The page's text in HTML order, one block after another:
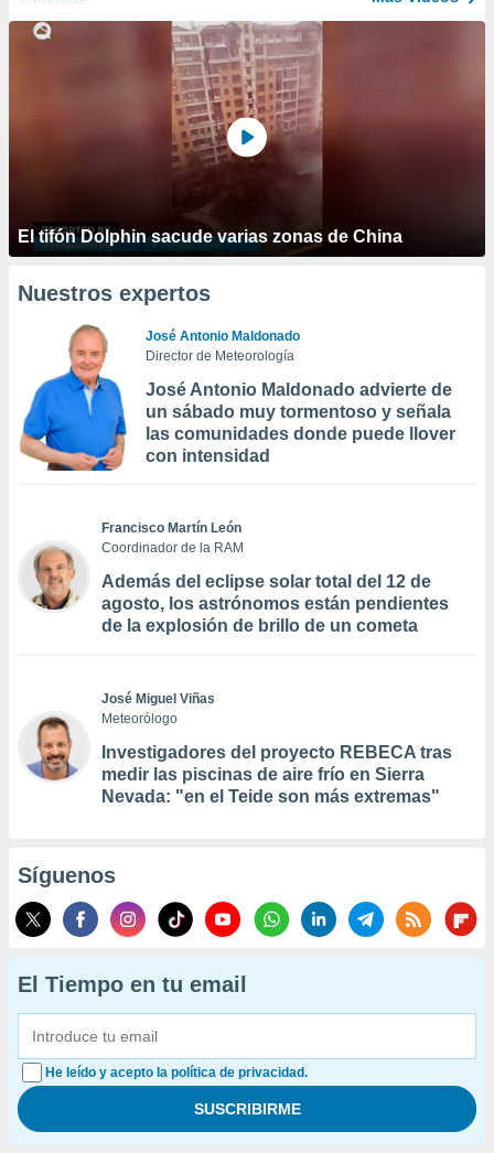
El tifón Dolphin sacude varias zonas de China
Nuestros expertos
José Antonio Maldonado
Director de Meteorología
José Antonio Maldonado advierte de
un sábado muy tormentoso y señala
las comunidades donde puede llover
con intensidad
Francisco Martín León
Coordinador de la RAM
Además del eclipse solar total del 12 de
agosto, los astrónomos están pendientes
de la explosión de brillo de un cometa
José Miguel Viñas
Meteorólogo
Investigadores del proyecto REBECA tras
medir las piscinas de aire frío en Sierra
Nevada: "en el Teide son más extremas"
Síguenos
El Tiempo en tu email
He leído y acepto la política de privacidad.